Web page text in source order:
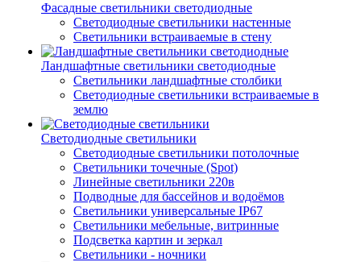
Фасадные светильники светодиодные
Светодиодные светильники настенные
Светильники встраиваемые в стену
Ландшафтные светильники светодиодные
Светильники ландшафтные столбики
Светодиодные светильники встраиваемые в
землю
Светодиодные светильники
Светодиодные светильники потолочные
Светильники точечные (Spot)
Линейные светильники 220в
Подводные для бассейнов и водоёмов
Светильники универсальные IP67
Светильники мебельные, витринные
Подсветка картин и зеркал
Светильники - ночники